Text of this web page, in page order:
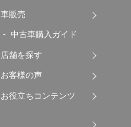
車販売
中古車購入ガイド
店舗を探す
お客様の声
お役立ちコンテンツ